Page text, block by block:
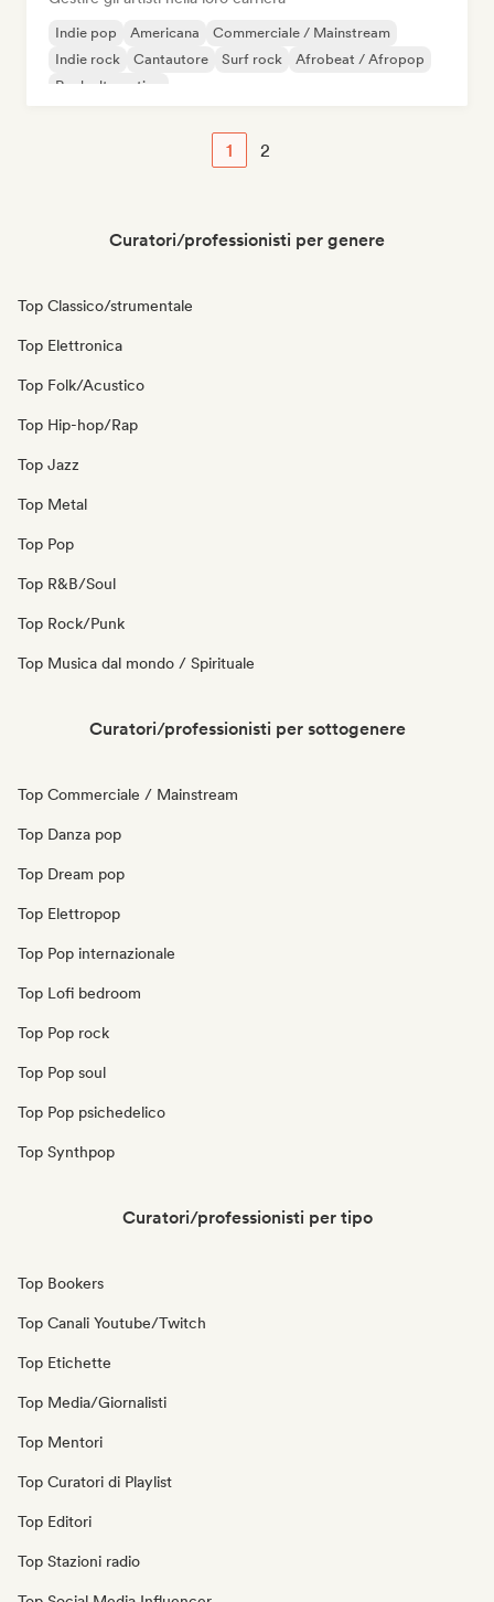
Indie pop Americana
Commerciale / Mainstream
Indie rock
Cantautore Surf rock
Afrobeat / Afropop
Rock alternativo
1 2
Curatori/professionisti per genere
Top Classico/strumentale
Top Elettronica
Top Folk/Acustico
Top Hip-hop/Rap
Top Jazz
Top Metal
Top Pop
Top R&B/Soul
Top Rock/Punk
Top Musica dal mondo / Spirituale
Curatori/professionisti per sottogenere
Top Commerciale / Mainstream
Top Danza pop
Top Dream pop
Top Elettropop
Top Pop internazionale
Top Lofi bedroom
Top Pop rock
Top Pop soul
Top Pop psichedelico
Top Synthpop
Curatori/professionisti per tipo
Top Bookers
Top Canali Youtube/Twitch
Top Etichette
Top Media/Giornalisti
Top Mentori
Top Curatori di Playlist
Top Editori
Top Stazioni radio